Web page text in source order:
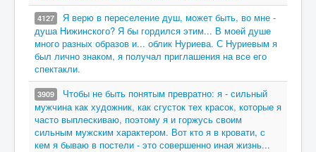
4127
Я верю в переселение душ, может быть, во мне -
душа Нижинского? Я бы гордился этим... В моей душе
много разных образов и... облик Нуриева. С Нуриевым я
был лично знаком, я получал приглашения на все его
спектакли.
3909
Чтобы не быть понятым превратно: я - сильный
мужчина как художник, как сгусток тех красок, которые я
часто выплескиваю, поэтому я и горжусь своим
сильным мужским характером. Вот кто я в кровати, с
кем я бываю в постели - это совершенно иная жизнь...